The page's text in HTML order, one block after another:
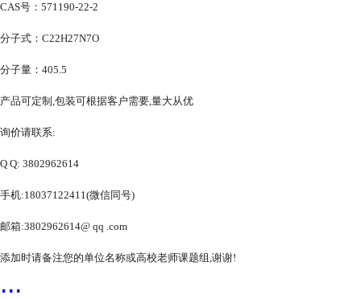
CAS号：571190-22-2
分子式：C22H27N7O
分子量：405.5
产品可定制,包装可根据客户需要,量大从优
询价请联系:
Q Q: 3802962614
手机:18037122411(微信同号)
邮箱:3802962614@ qq .com
添加时请备注您的单位名称或高校老师课题组,谢谢!
...